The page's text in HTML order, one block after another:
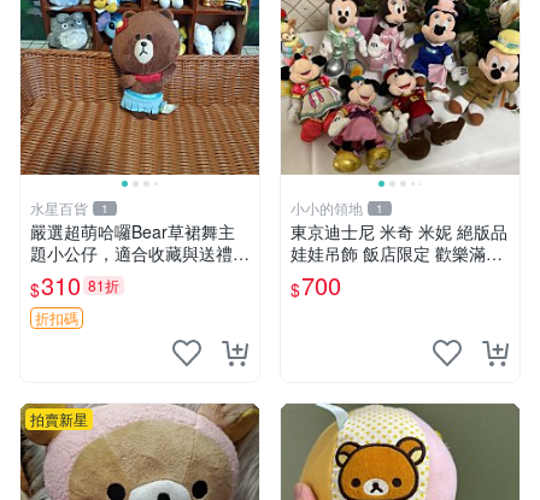
水星百貨 1
嚴選超萌哈囉Bear草裙舞主
題小公仔，適合收藏與送禮 1
00 克 哈囉Bear 草裙舞
$310 81折
折扣碼
小小的領地 1
東京迪士尼 米奇 米妮 絕版品
娃娃吊飾 飯店限定 歡樂滿人
間 復活節
$700
拍賣新星